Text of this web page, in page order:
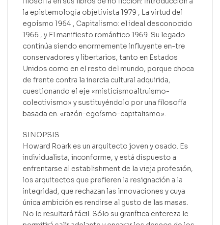
la epistemología objetivista 1979 , La virtud del
egoísmo 1964 , Capitalismo: el ideal desconocido
1966 , y El manifiesto romántico 1969 .Su legado
continúa siendo enormemente influyente en-tre
conservadores y libertarios, tanto en Estados
Unidos como en el resto del mundo, porque choca
de frente contra la inercia cultural adquirida,
cuestionando el eje «misticismoaltruismo-
colectivismo» y sustituyéndolo por una filosofía
basada en: «razón-egoísmo-capitalismo».
SINOPSIS
Howard Roark es un arquitecto joven y osado. Es
individualista, inconforme, y está dispuesto a
enfrentarse al establishment de la vieja profesión,
los arquitectos que prefieren la resignación a la
integridad, que rechazan las innovaciones y cuya
única ambición es rendirse al gusto de las masas.
No le resultará fácil. Sólo su granítica entereza le